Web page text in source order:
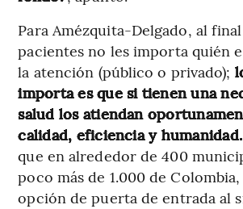
Para Amézquita-Delgado, al
pacientes no les importa quién
la atención (público o privado);
importa es que si tienen una
salud los atiendan
calidad, eficiencia y humanidad.
que en alrededor de 400
poco más de 1.000 de
opción de puerta de entrada al